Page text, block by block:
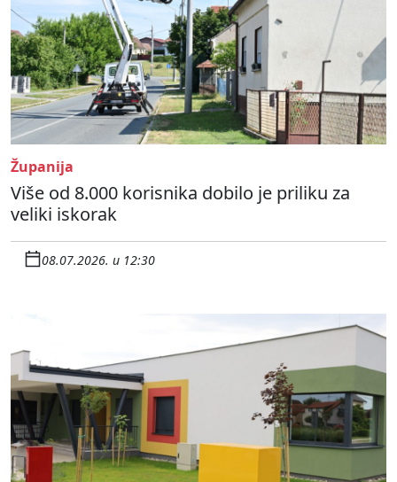
Županija
Više od 8.000 korisnika dobilo je priliku za
veliki iskorak
08.07.2026. u 12:30